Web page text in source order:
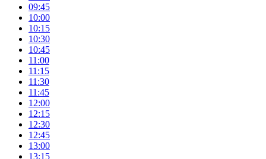
09:45
10:00
10:15
10:30
10:45
11:00
11:15
11:30
11:45
12:00
12:15
12:30
12:45
13:00
13:15